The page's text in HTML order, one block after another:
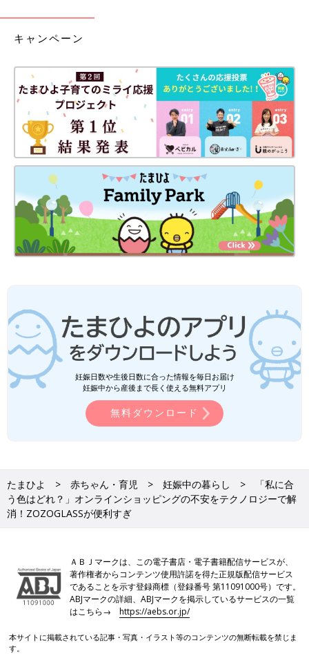
キャンペーン
妊娠日数や生後日数に合った情報を毎日お届け
妊娠中から産後まで長く使える無料アプリ
無料ダウンロード
たまひよ 赤ちゃん・育児 妊娠中の暮らし
「私に合
う色はどれ？」オンラインショッピングの不安をテクノロジーで解
消！ZOZOGLASSが便利すぎ
ＡＢＪマークは、この電子書店・電子書籍配信サービスが、
著作権者からコンテンツ使用許諾を得た正規版配信サービス
であることを示す登録商標（登録番号 第11091000号）です。
ABJマークの詳細、ABJマークを掲示しているサービスの一覧
はこちら→https://aebs.or.jp/
本サイトに掲載されている記事・写真・イラスト等のコンテンツの無断転載を禁じま
す。